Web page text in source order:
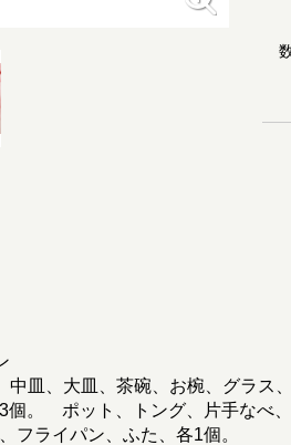
皿、大皿、茶碗、お椀、グラス
個。 ポット、トング、片手なべ
フライパン、ふた、各1個。